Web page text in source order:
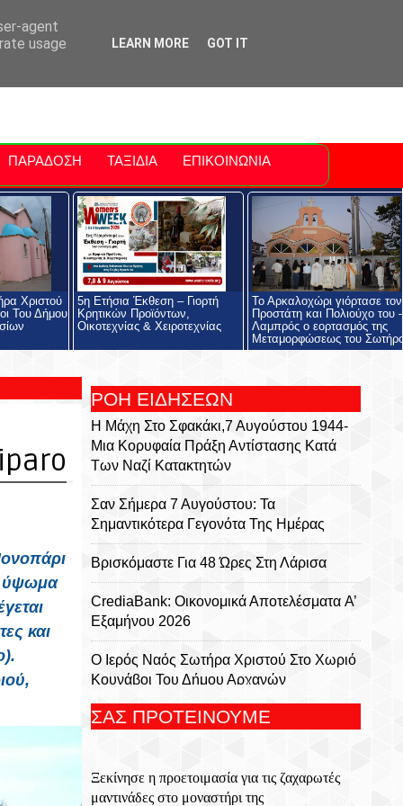
Polis
ΠΑΡΑΔΟΣΗ ΤΑΞΙΔΙΑ ΕΠΙΚΟΙΝΩΝΙΑ
Χριστού
Του Δήμου
5η Ετήσια Έκθεση – Γιορτή
Κρητικών Προϊόντων,
Οικοτεχνίας & Χειροτεχνίας
Το Αρκαλοχώρι γιόρτασε τον
Προστάτη και Πολιούχο του
Λαμπρός ο εορτασμός της
Μεταμορφώσεως του
ύψωμα
και
ΡΟΗ ΕΙΔΗΣΕΩΝ
Η Μάχη Στο Σφακάκι,7 Αυγούστου 1944-
Μια Κορυφαία Πράξη Αντίστασης Κατά
Των Ναζί Κατακτητών
Σαν Σήμερα 7 Αυγούστου: Τα
Σημαντικότερα Γεγονότα Της Ημέρας
Βρισκόμαστε Για 48 Ώρες Στη Λάρισα
CrediaBank: Οικονομικά Αποτελέσματα A’
Εξαμήνου 2026
Ο Ιερός Ναός Σωτήρα Χριστού Στο Χωριό
Κουνάβοι Του Δήμου Αρχανών
Το Αρκαλοχώρι Γιόρτασε Τον Προστάτη
ΣΑΣ ΠΡΟΤΕΙΝΟΥΜΕ
Ξεκίνησε η προετοιμασία για τις ζαχαρωτές
μαντινάδες στο μοναστήρι της
agent
usage
LEARN MORE GOT IT